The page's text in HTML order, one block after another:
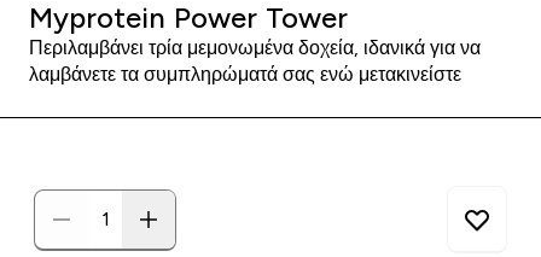
Myprotein Power Tower
Περιλαμβάνει τρία μεμονωμένα δοχεία, ιδανικά για να
λαμβάνετε τα συμπληρώματά σας ενώ μετακινείστε